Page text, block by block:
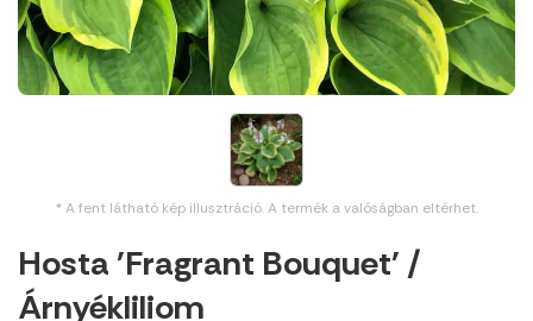
* A fent látható kép illusztráció. A termék a valóságban eltérhet.
Hosta 'Fragrant Bouquet' /
Árnyékliliom